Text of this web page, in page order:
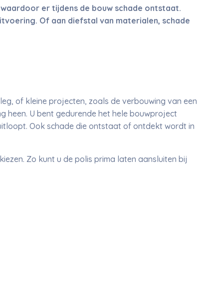
er tijdens de bouw schade ontstaat.
Of aan diefstal van materialen, schade
of kleine projecten, zoals de verbouwing van een
heen. U bent gedurende het hele bouwproject
Ook schade die ontstaat of ontdekt wordt in
Zo kunt u de polis prima laten aansluiten bij